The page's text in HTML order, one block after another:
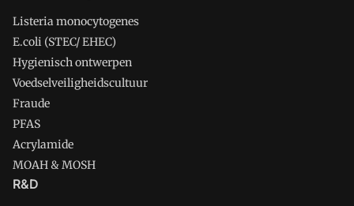
Listeria monocytogenes
E.coli (STEC/ EHEC)
Hygienisch ontwerpen
Voedselveiligheidscultuur
Fraude
PFAS
Acrylamide
MOAH & MOSH
R&D